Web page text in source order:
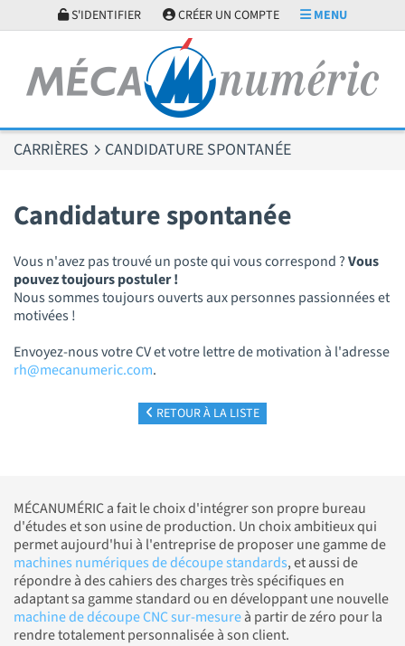
S'IDENTIFIER CRÉER UN COMPTE MENU
CARRIÈRES CANDIDATURE SPONTANÉE
Candidature spontanée
Vous n'avez pas trouvé un poste qui vous correspond ?Vous
pouvez toujours postuler !
Nous sommes toujours ouverts aux personnes passionnées et
motivées !
Envoyez-nous votre CV et votre lettre de motivation à l'adresse
rh@mecanumeric.com.
RETOUR À LA LISTE
MÉCANUMÉRIC a fait le choix d'intégrer son propre bureau
d'études et son usine de production. Un choix ambitieux qui
permet aujourd'hui à l'entreprise de proposer une gamme de
machines numériques de découpe standards, et aussi de
répondre à des cahiers des charges très spécifiques en
adaptant sa gamme standard ou en développant une nouvelle
machine de découpe CNC sur-mesureà partir de zéro pour la
rendre totalement personnalisée à son client.
Panneau de gestion des cookies